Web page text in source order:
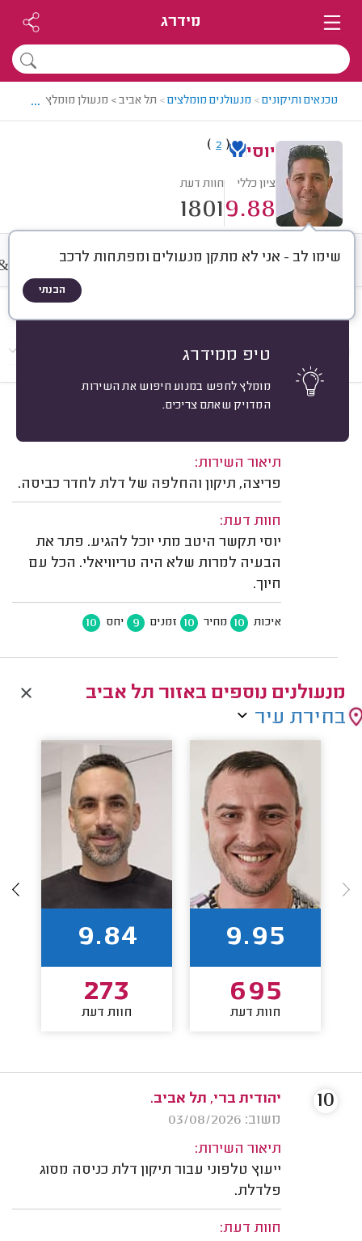
מידרג
טכנאים ותיקונים> מנעולנים מומלצים> תל אביב > מנעולן מומלץ - יוסי
...
יוסי (
2
)
ציון כללי
9.88
חוות דעת
1801
שימו לב - אני לא מתקן מנעולים ומפתחות לרכב
הבנתי
טיפ ממידרג
מומלץ לחפש במנוע חיפוש את השירות
המדויק שאתם צריכים.
חוות דעת מחירים ממוצע
התקנות
עופר מ. תל אביב.
תיאור השירות:
פריצה, תיקון והחלפה של דלת לחדר כביסה.
חוות דעת:
יוסי תקשר היטב מתי יוכל להגיע. פתר את
הבעיה למרות שלא היה טריוויאלי. הכל עם
חיוך.
איכות 10 מחיר 10 זמנים 9 יחס 10
מנעולנים נוספים באזור תל אביב
בחירת עיר
9.95
695
חוות דעת
9.84
273
חוות דעת
יהודית ברי, תל אביב.
משוב: 03/08/2026
תיאור השירות:
ייעוץ טלפוני עבור תיקון דלת כניסה מסוג
פלדלת.
חוות דעת:
10